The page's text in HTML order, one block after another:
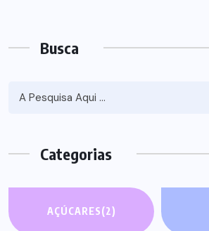
Busca
Categorias
AÇÚCARES(2)